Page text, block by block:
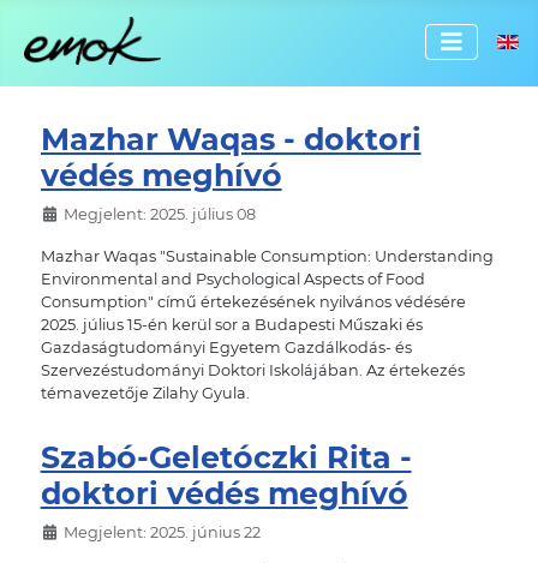
Mazhar Waqas - doktori
védés meghívó
Megjelent: 2025. július 08
Mazhar Waqas "Sustainable Consumption: Understanding
Environmental and Psychological Aspects of Food
Consumption" című értekezésének nyilvános védésére
2025. július 15-én kerül sor a Budapesti Műszaki és
Gazdaságtudományi Egyetem Gazdálkodás- és
Szervezéstudományi Doktori Iskolájában. Az értekezés
témavezetője Zilahy Gyula.
Szabó-Geletóczki Rita -
doktori védés meghívó
Megjelent: 2025. június 22